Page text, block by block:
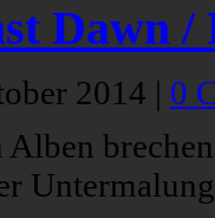
Dawn /
2014 | 0